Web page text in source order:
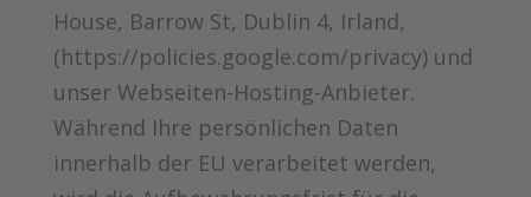
House, Barrow St, Dublin 4, Irland,
(https://policies.google.com/privacy) und
unser Webseiten-Hosting-Anbieter.
Während Ihre persönlichen Daten
innerhalb der EU verarbeitet werden,